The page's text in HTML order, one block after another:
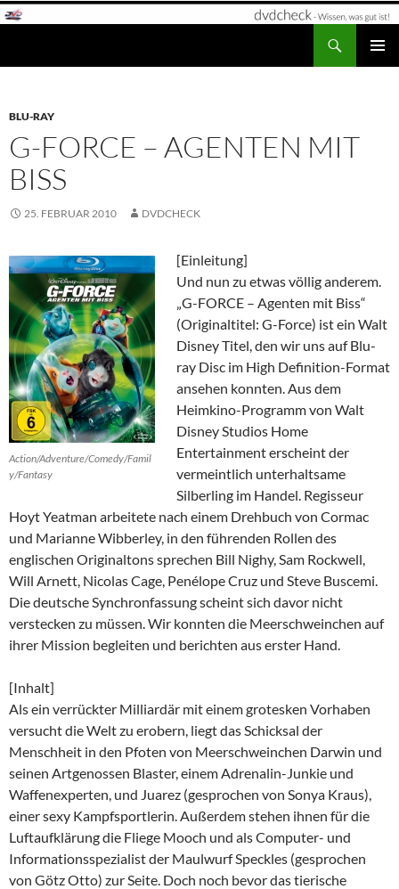
Zum
BLU-RAY
G-FORCE – AGENTEN MIT
BISS
25. FEBRUAR 2010 DVDCHECK
Action/Adventure/Comedy/Famil
y/Fantasy
[Einleitung]
Und nun zu etwas völlig anderem.
„G-FORCE – Agenten mit Biss“
(Originaltitel: G-Force) ist ein Walt
Disney Titel, den wir uns auf Blu-
ray Disc im High Definition-Format
ansehen konnten. Aus dem
Heimkino-Programm von Walt
Disney Studios Home
Entertainment erscheint der
vermeintlich unterhaltsame
Silberling im Handel. Regisseur
Hoyt Yeatman arbeitete nach einem Drehbuch von Cormac
und Marianne Wibberley, in den führenden Rollen des
englischen Originaltons sprechen Bill Nighy, Sam Rockwell,
Will Arnett, Nicolas Cage, Penélope Cruz und Steve Buscemi.
Die deutsche Synchronfassung scheint sich davor nicht
verstecken zu müssen. Wir konnten die Meerschweinchen auf
ihrer Mission begleiten und berichten aus erster Hand.
[Inhalt]
Als ein verrückter Milliardär mit einem grotesken Vorhaben
versucht die Welt zu erobern, liegt das Schicksal der
Menschheit in den Pfoten von Meerschweinchen Darwin und
seinen Artgenossen Blaster, einem Adrenalin-Junkie und
Waffenexperten, und Juarez (gesprochen von Sonya Kraus),
einer sexy Kampfsportlerin. Außerdem stehen ihnen für die
Luftaufklärung die Fliege Mooch und als Computer- und
Informationsspezialist der Maulwurf Speckles (gesprochen
von Götz Otto) zur Seite. Doch noch bevor das tierische